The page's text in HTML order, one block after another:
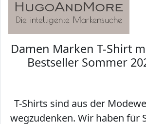
Damen Marken T-Shirt
Bestseller Sommer
T-Shirts sind aus der
wegzudenken. Wir haben für